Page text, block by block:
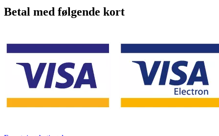
Betal med følgende kort